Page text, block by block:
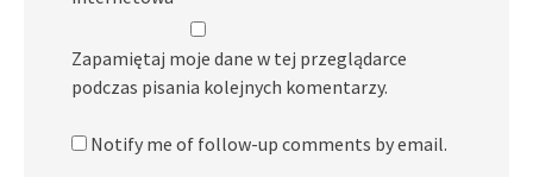
Zapamiętaj moje dane w tej przeglądarce
podczas pisania kolejnych komentarzy.
Notify me of follow-up comments by email.